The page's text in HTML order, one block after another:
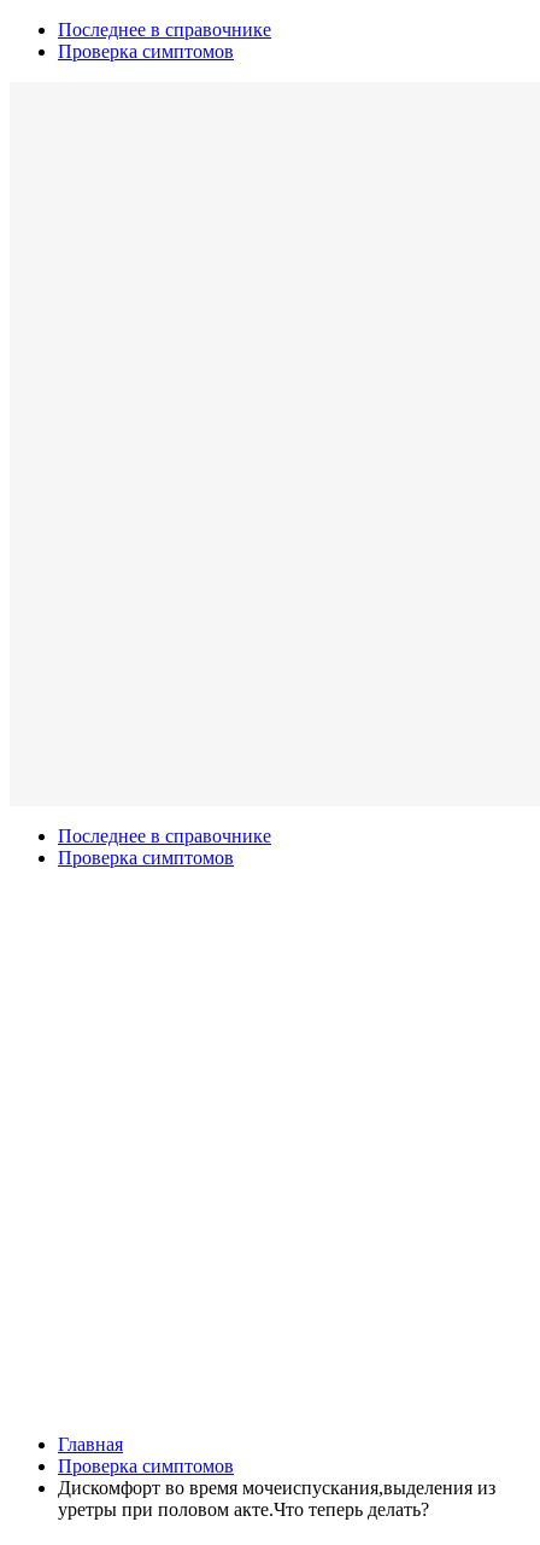
Последнее в справочнике
Проверка симптомов
Последнее в справочнике
Проверка симптомов
Главная
Проверка симптомов
Дискомфорт во время мочеиспускания,выделения из
уретры при половом акте.Что теперь делать?